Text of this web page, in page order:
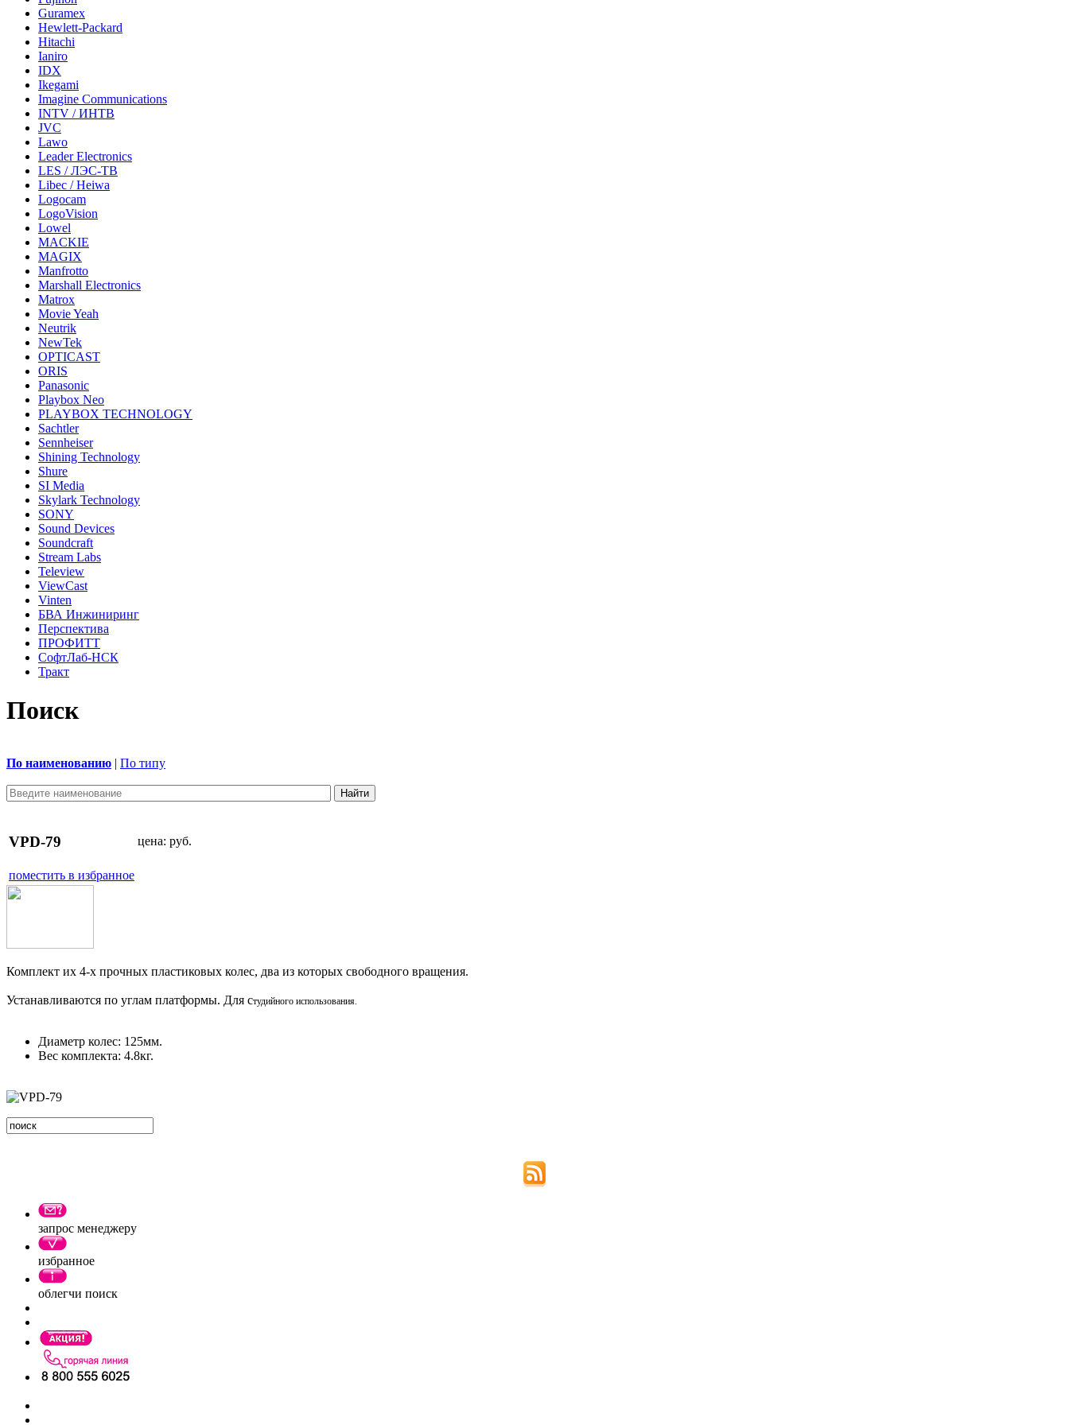
Guramex
Hewlett-Packard
Hitachi
Ianiro
IDX
Ikegami
Imagine Communications
INTV / ИНТВ
JVC
Lawo
Leader Electronics
LES / ЛЭС-ТВ
Libec / Heiwa
Logocam
LogoVision
Lowel
MACKIE
MAGIX
Manfrotto
Marshall Electronics
Matrox
Movie Yeah
Neutrik
NewTek
OPTICAST
ORIS
Panasonic
Playbox Neo
PLAYBOX TECHNOLOGY
Sachtler
Sennheiser
Shining Technology
Shure
SI Media
Skylark Technology
SONY
Sound Devices
Soundcraft
Stream Labs
Teleview
ViewCast
Vinten
БВА Инжиниринг
Перспектива
ПРОФИТТ
СофтЛаб-НСК
Тракт
Поиск
По наименованию По типу
VPD-79 цена: руб.
поместить в избранное
Комплект их 4-х прочных пластиковых колес, два из которых свободного вращения.
Устанавливаются по углам платформы. Для студийного использования.
Диаметр колес: 125мм.
Вес комплекта: 4.8кг.
запрос менеджеру
избранное
облегчи поиск